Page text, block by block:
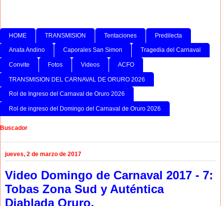
HOME TRANSMISION Tentaciones Predilecta
Anata Andino Caporales San Simon Tragedia del Carnaval
Convite Fotos Videos ACFO
TRANSMISION DEL CARNAVAL DE ORURO 2026
Rol de Ingreso del Carnaval de Oruro 2026
Rol de ingreso del Domingo del Carnaval de Oruro 2026
Buscador
jueves, 2 de marzo de 2017
Video Domingo de Carnaval 2017 - 7:
Tobas Zona Sud y Auténtica
Diablada Oruro,